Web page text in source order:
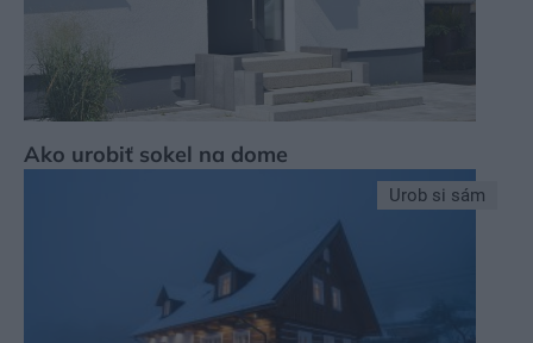
Ako urobiť sokel na dome
Urob si sám